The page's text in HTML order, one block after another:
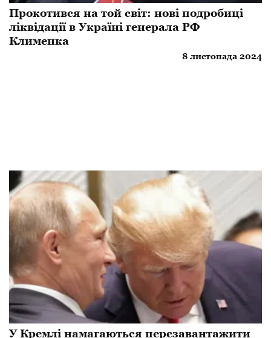
Прокотився на той світ: нові подробиці
ліквідації в Україні генерала РФ
Клименка
8 листопада 2024
У Кремлі намагаються перезавантажити